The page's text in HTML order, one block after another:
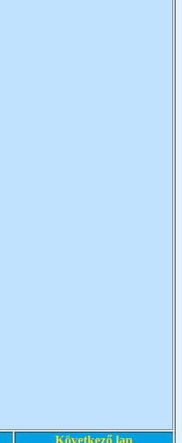
Következő lap